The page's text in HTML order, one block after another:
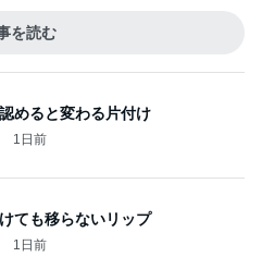
を読む
めると変わる片付け
1日前
ても移らないリップ
1日前